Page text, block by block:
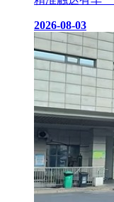
2026-08-03